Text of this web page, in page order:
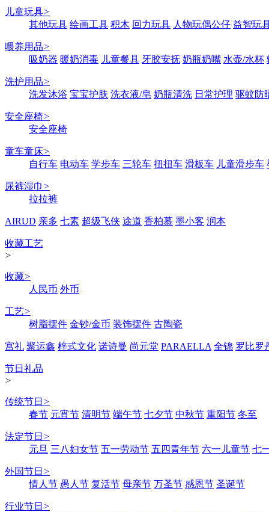
儿童玩具>
其他玩具 绘画工具 积木 回力玩具 人物玩偶公仔 益智玩
喂养用品>
吸奶器 暖奶消毒 儿童餐具 牙胶安抚 奶瓶奶嘴 水壶/水杯
洗护用品>
洗发沐浴 宝宝护肤 洗衣液/皂 奶瓶清洗 日常护理 驱蚊防
安全座椅>
安全座椅
童车童床>
自行车 电动车 学步车 三轮车 扭扭车 滑板车 儿童滑步车
尿裤湿巾 >
拉拉裤
AIRUD 亲多 七素 超级飞侠 途道 香柏慕 墨小客 润本
收藏工艺
>
收藏>
人民币 外币
工艺>
树脂摆件 金钞/金币 装饰摆件 古陶瓷
宫礼 聚运鑫 梓式文化 诺诗曼 尚元堂 PARAELLA 全锦 罗比罗
节日礼品
>
传统节日 >
春节 元宵节 清明节 端午节 七夕节 中秋节 重阳节 冬至
法定节日 >
元旦 三八妇女节 五一劳动节 五四青年节 六一儿童节 七
外国节日 >
情人节 愚人节 复活节 母亲节 万圣节 感恩节 圣诞节
行业节日 >